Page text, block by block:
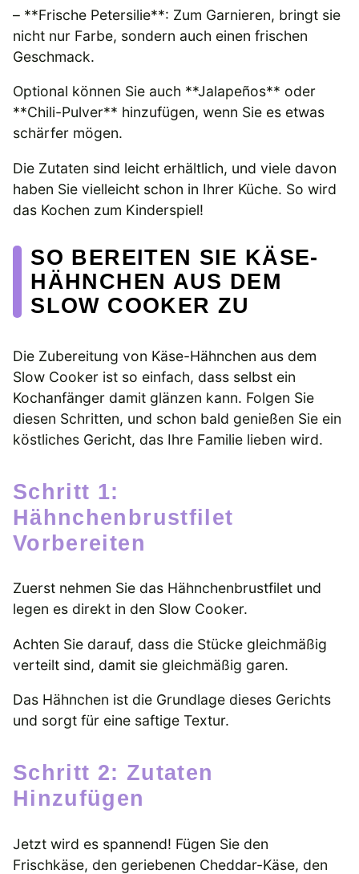
– **Frische Petersilie**: Zum Garnieren, bringt sie
nicht nur Farbe, sondern auch einen frischen
Geschmack.
Optional können Sie auch **Jalapeños** oder
**Chili-Pulver** hinzufügen, wenn Sie es etwas
schärfer mögen.
Die Zutaten sind leicht erhältlich, und viele davon
haben Sie vielleicht schon in Ihrer Küche. So wird
das Kochen zum Kinderspiel!
SO BEREITEN SIE KÄSE-
HÄHNCHEN AUS DEM
SLOW COOKER ZU
Die Zubereitung von Käse-Hähnchen aus dem
Slow Cooker ist so einfach, dass selbst ein
Kochanfänger damit glänzen kann. Folgen Sie
diesen Schritten, und schon bald genießen Sie ein
köstliches Gericht, das Ihre Familie lieben wird.
Schritt 1:
Hähnchenbrustfilet
Vorbereiten
Zuerst nehmen Sie das Hähnchenbrustfilet und
legen es direkt in den Slow Cooker.
Achten Sie darauf, dass die Stücke gleichmäßig
verteilt sind, damit sie gleichmäßig garen.
Das Hähnchen ist die Grundlage dieses Gerichts
und sorgt für eine saftige Textur.
Schritt 2: Zutaten
Hinzufügen
Jetzt wird es spannend! Fügen Sie den
Frischkäse, den geriebenen Cheddar-Käse, den